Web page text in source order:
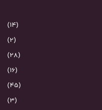
(14)
(2)
(28)
(16)
(45)
(3)